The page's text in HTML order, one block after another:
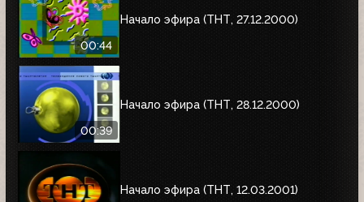
00:44
Начало эфира (ТНТ, 27.12.2000)
00:39
Начало эфира (ТНТ, 28.12.2000)
Начало эфира (ТНТ, 12.03.2001)